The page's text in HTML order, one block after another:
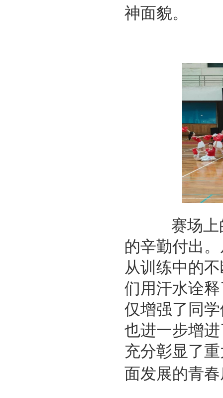
神面貌。
赛场上的
的辛勤付出
从训练中的
们用汗水诠
仅增强了同
也进一步增
充分彰显了
面发展的青